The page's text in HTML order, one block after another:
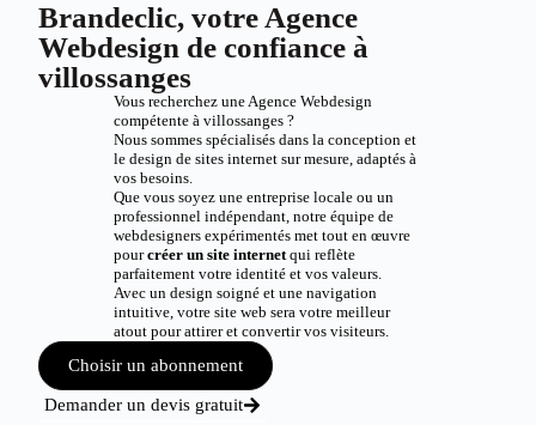
Brandeclic, votre Agence
Webdesign de confiance à
villossanges
Vous recherchez une Agence Webdesign
compétente à villossanges ?
Nous sommes spécialisés dans la conception et
le design de sites internet sur mesure, adaptés à
vos besoins.
Que vous soyez une entreprise locale ou un
professionnel indépendant, notre équipe de
webdesigners expérimentés met tout en œuvre
pourcréer un site internetqui reflète
parfaitement votre identité et vos valeurs.
Avec un design soigné et une navigation
intuitive, votre site web sera votre meilleur
atout pour attirer et convertir vos visiteurs.
Choisir un abonnement
Demander un devis gratuit